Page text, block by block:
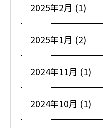
2025年2月 (1)
2025年1月 (2)
2024年11月 (1)
2024年10月 (1)